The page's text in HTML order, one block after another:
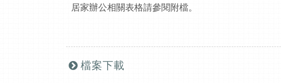
居家辦公相關表格請參閱附檔。
檔案下載